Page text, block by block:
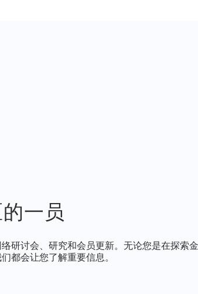
一员
研讨会、研究和会员更新。无论您是在探索
都会让您了解重要信息。